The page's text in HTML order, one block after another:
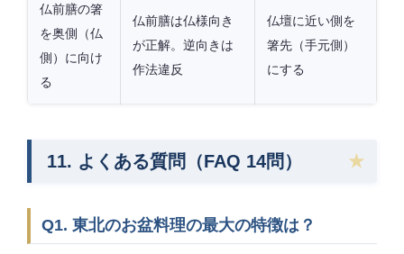
仏前膳の箸
を奥側（仏
側）に向け
る
仏前膳は仏様向き
が正解。逆向きは
作法違反
仏壇に近い側を
箸先（手元側）
にする
11. よくある質問（FAQ 14問）
Q1. 東北のお盆料理の最大の特徴は？